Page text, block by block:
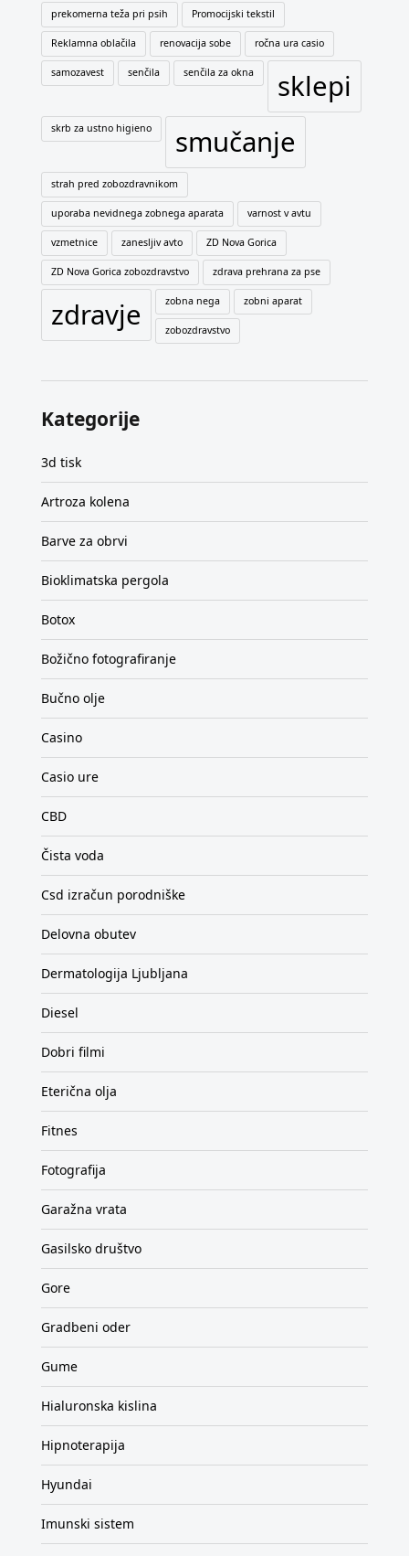
prekomerna teža pri psih Promocijski tekstil
Reklamna oblačila renovacija sobe ročna ura casio
samozavest senčila senčila za okna sklepi
skrb za ustno higieno smučanje
strah pred zobozdravnikom
uporaba nevidnega zobnega aparata varnost v avtu
vzmetnice zanesljiv avto ZD Nova Gorica
ZD Nova Gorica zobozdravstvo zdrava prehrana za pse
zdravje zobna nega zobni aparat
zobozdravstvo
Kategorije
3d tisk
Artroza kolena
Barve za obrvi
Bioklimatska pergola
Botox
Božično fotografiranje
Bučno olje
Casino
Casio ure
CBD
Čista voda
Csd izračun porodniške
Delovna obutev
Dermatologija Ljubljana
Diesel
Dobri filmi
Eterična olja
Fitnes
Fotografija
Garažna vrata
Gasilsko društvo
Gore
Gradbeni oder
Gume
Hialuronska kislina
Hipnoterapija
Hyundai
Imunski sistem